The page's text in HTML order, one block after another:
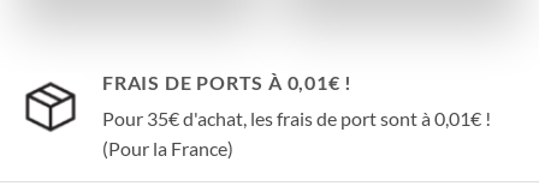
FRAIS DE PORTS À 0,01€ !
Pour 35€ d'achat, les frais de port sont à 0,01€ !
(Pour la France)